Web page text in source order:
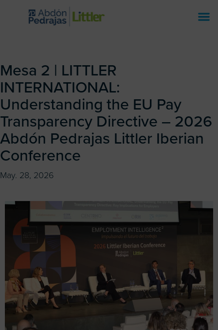
Mesa 2 | LITTLER
INTERNATIONAL:
Understanding the EU Pay
Transparency Directive – 2026
Abdón Pedrajas Littler Iberian
Conference
May. 28, 2026